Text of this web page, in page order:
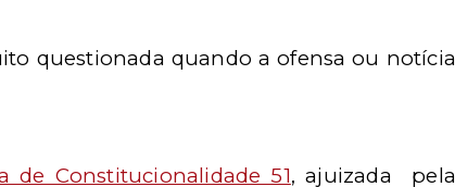
questionada quando a ofensa ou notícia
de Constitucionalidade 51, ajuizada
pela